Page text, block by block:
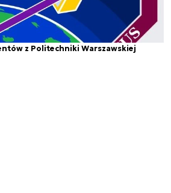
z Politechniki Warszawskiej